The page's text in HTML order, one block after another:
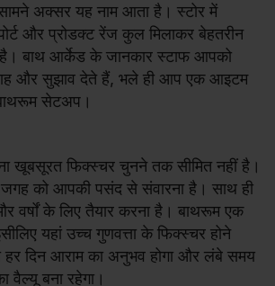
अक्सर यह नाम आता है। स्टोर में
और प्रोडक्ट रेंज कुल मिलाकर बेहतरीन
बाथ आर्केड के जानकार स्टाफ आपको
और सुझाव देते हैं, भले ही आप एक आइटम
बाथरूम सेटअप।
खूबसूरत फिक्स्चर चुनने तक सीमित नहीं है।
को आपकी पसंद से संवारना है। साथ ही
वर्षों के लिए तैयार करना है। बाथरूम एक
यहां उच्च गुणवत्ता के फिक्स्चर होने
दिन आराम का अनुभव होगा और लंबे समय
वैल्यू बना रहेगा।